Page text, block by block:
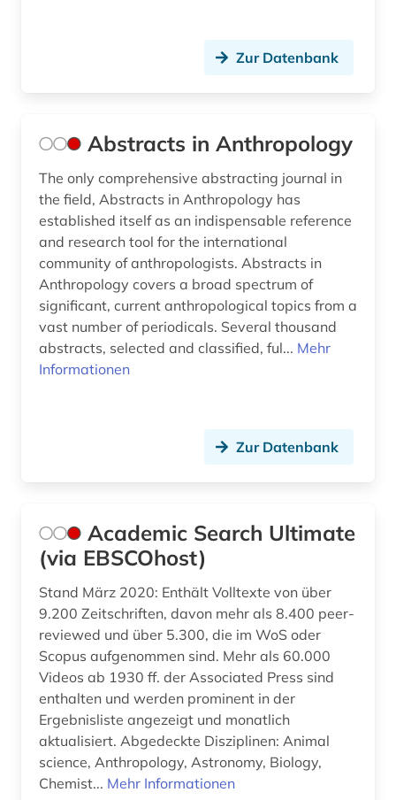
bildung (3)
biografie (2)
biographie (2)
biologie (1)
biologische anthropologie (1)
biowissenschaften (1)
bochum (1)
brief (1)
briefsammlung (2)
buchwissenschaft (1)
buddhismus (1)
burkina faso (1)
byzantinistik (1)
byzanz (1)
bänkelsang (1)
Polen (1)
Portugal (2)
Rheinland-Pfalz (1)
Roemisches Reich (3)
Rumänien (3)
Sachsen-Anhalt (1)
Schleswig-Holstein (1)
Schweden (31)
Schweiz (2)
Serbien (3)
Skandinavien (3)
Slowakei (1)
Slowenien (2)
Spanien (3)
Zur Datenbank
Abstracts in Anthropology
The only comprehensive abstracting journal in
the field, Abstracts in Anthropology has
established itself as an indispensable reference
and research tool for the international
community of anthropologists. Abstracts in
Anthropology covers a broad spectrum of
significant, current anthropological topics from a
vast number of periodicals. Several thousand
abstracts, selected and classified, ful... Mehr
Informationen
Zur Datenbank
Academic Search Ultimate
(via EBSCOhost)
Stand März 2020: Enthält Volltexte von über
9.200 Zeitschriften, davon mehr als 8.400 peer-
reviewed und über 5.300, die im WoS oder
Scopus aufgenommen sind. Mehr als 60.000
Videos ab 1930 ff. der Associated Press sind
enthalten und werden prominent in der
Ergebnisliste angezeigt und monatlich
aktualisiert. Abgedeckte Disziplinen: Animal
science, Anthropology, Astronomy, Biology,
Chemist... Mehr Informationen